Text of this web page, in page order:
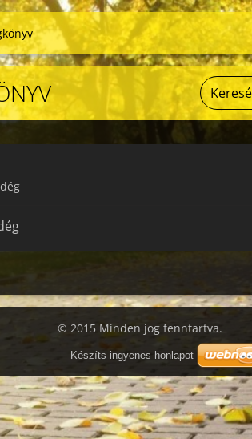
© 2015 Minden jog fenntartva.
Készíts ingyenes honlapot